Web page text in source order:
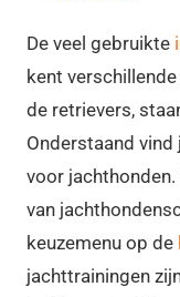
De veel gebruikte
kent
de retrievers,
Onderstaand
voor
van
keuzemenu op de
jachttrainingen